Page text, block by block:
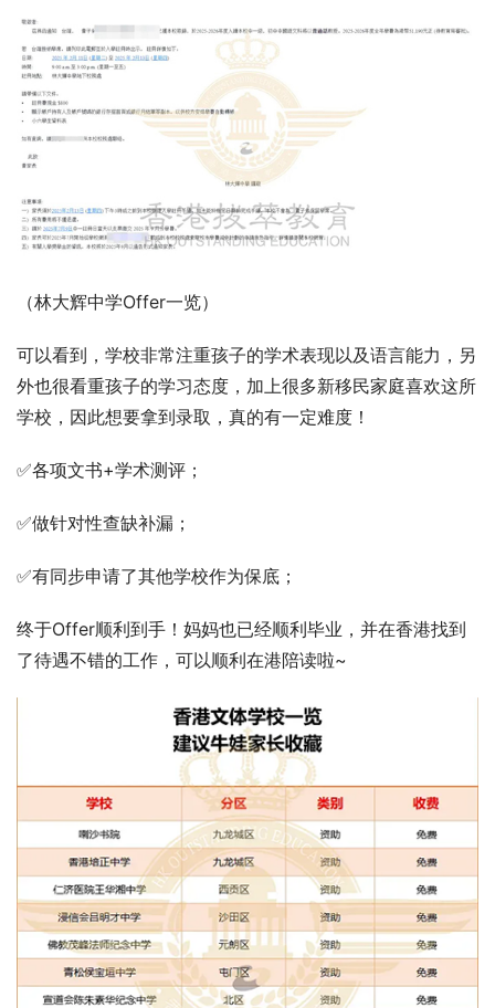
（林大辉中学Offer一览）
可以看到，学校非常注重孩子的学术表现以及语言能力，另
外也很看重孩子的学习态度，加上很多新移民家庭喜欢这所
学校，因此想要拿到录取，真的有一定难度！
✅各项文书+学术测评；
✅做针对性查缺补漏；
✅有同步申请了其他学校作为保底；
终于Offer顺利到手！妈妈也已经顺利毕业，并在香港找到
了待遇不错的工作，可以顺利在港陪读啦~